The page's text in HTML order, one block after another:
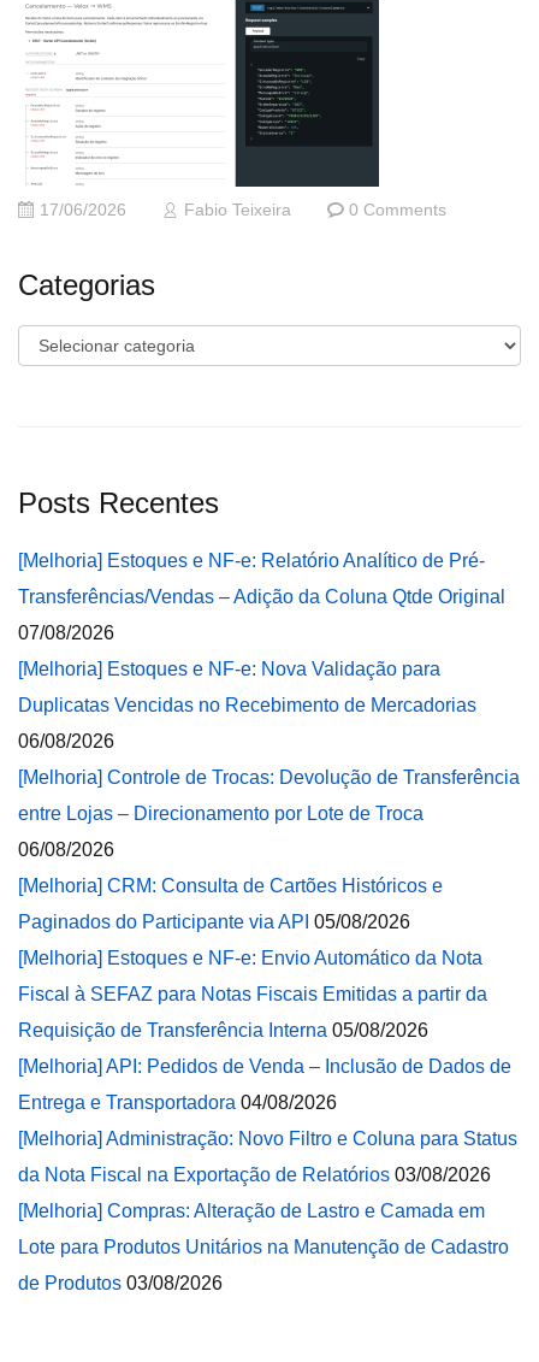
17/06/2026 Fabio Teixeira 0 Comments
Categorias
Categorias
Posts Recentes
[Melhoria] Estoques e NF-e: Relatório Analítico de Pré-
Transferências/Vendas – Adição da Coluna Qtde Original
07/08/2026
[Melhoria] Estoques e NF-e: Nova Validação para
Duplicatas Vencidas no Recebimento de Mercadorias
06/08/2026
[Melhoria] Controle de Trocas: Devolução de Transferência
entre Lojas – Direcionamento por Lote de Troca
06/08/2026
[Melhoria] CRM: Consulta de Cartões Históricos e
Paginados do Participante via API 05/08/2026
[Melhoria] Estoques e NF-e: Envio Automático da Nota
Fiscal à SEFAZ para Notas Fiscais Emitidas a partir da
Requisição de Transferência Interna 05/08/2026
[Melhoria] API: Pedidos de Venda – Inclusão de Dados de
Entrega e Transportadora 04/08/2026
[Melhoria] Administração: Novo Filtro e Coluna para Status
da Nota Fiscal na Exportação de Relatórios 03/08/2026
[Melhoria] Compras: Alteração de Lastro e Camada em
Lote para Produtos Unitários na Manutenção de Cadastro
de Produtos 03/08/2026